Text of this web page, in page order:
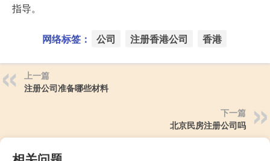
指导。
网络标签： 公司 注册香港公司 香港
上一篇
注册公司准备哪些材料
下一篇
北京民房注册公司吗